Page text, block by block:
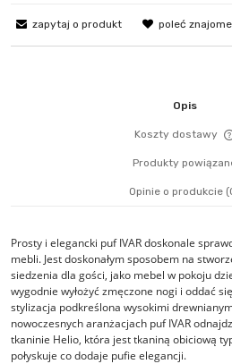
zapytaj o produkt poleć
Opis
Koszty dostawy
Produkty
Opinie o produkcie
Prosty i elegancki puf IVAR doskonale
mebli. Jest doskonałym sposobem na
siedzenia dla gości, jako mebel w pokoju
wygodnie wyłożyć zmęczone nogi i oddać
stylizacja podkreślona wysokimi
nowoczesnych aranżacjach puf IVAR
tkaninie Helio, która jest tkaniną obiciową
połyskuje co dodaje pufie elegancji.